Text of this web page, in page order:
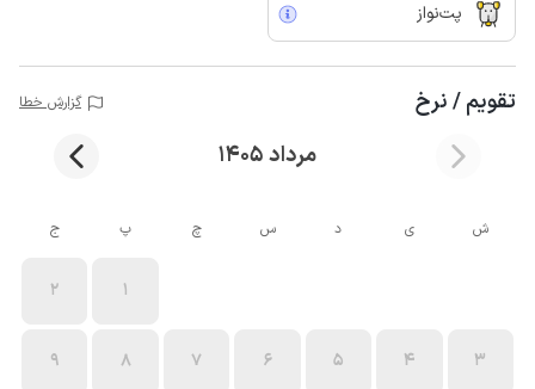
پت‌نواز
تقویم / نرخ گزارش خطا
مرداد 1405
ش ی د س چ پ ج
1
2
3
4
5
6
7
8
9